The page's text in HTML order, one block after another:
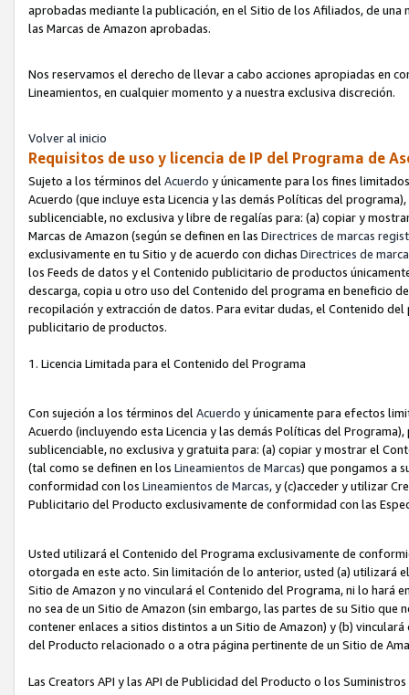
aprobadas mediante la publicación, en el Sitio de los Afiliados, de
las Marcas de Amazon aprobadas.
Nos reservamos el derecho de llevar a cabo acciones apropiadas en
Lineamientos, en cualquier momento y a nuestra exclusiva discreción.
Volver al inicio
Requisitos de uso y licencia de IP del Programa de
Sujeto a los términos del Acuerdo y únicamente para los fines
Acuerdo (que incluye esta Licencia y las demás Políticas del
sublicenciable, no exclusiva y libre de regalías para: (a) copiar y
Marcas de Amazon (según se definen en las Directrices de marcas
exclusivamente en tu Sitio y de acuerdo con dichas Directrices de
los Feeds de datos y el Contenido publicitario de productos
descarga, copia u otro uso del Contenido del programa en beneficio
recopilación y extracción de datos. Para evitar dudas, el Contenido
publicitario de productos.
1. Licencia Limitada para el Contenido del Programa
Con sujeción a los términos del Acuerdo y únicamente para efectos
Acuerdo (incluyendo esta Licencia y las demás Políticas del
sublicenciable, no exclusiva y gratuita para: (a) copiar y mostrar el
(tal como se definen en los Lineamientos de Marcas) que pongamos a
conformidad con los Lineamientos de Marcas, y (c)acceder y utilizar
Publicitario del Producto exclusivamente de conformidad con las
Usted utilizará el Contenido del Programa exclusivamente de
otorgada en este acto. Sin limitación de lo anterior, usted (a) utilizará
Sitio de Amazon y no vinculará el Contenido del Programa, ni lo hará
no sea de un Sitio de Amazon (sin embargo, las partes de su Sitio
contener enlaces a sitios distintos a un Sitio de Amazon) y (b)
del Producto relacionado o a otra página pertinente de un Sitio de
Las Creators API y las API de Publicidad del Producto o los